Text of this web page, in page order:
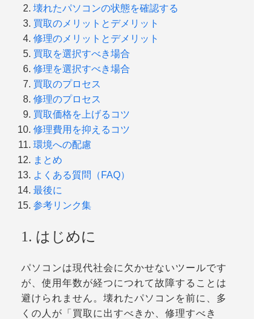
壊れたパソコンの状態を確認する
買取のメリットとデメリット
修理のメリットとデメリット
買取を選択すべき場合
修理を選択すべき場合
買取のプロセス
修理のプロセス
買取価格を上げるコツ
修理費用を抑えるコツ
環境への配慮
まとめ
よくある質問（FAQ）
最後に
参考リンク集
1. はじめに
パソコンは現代社会に欠かせないツールです
が、使用年数が経つにつれて故障することは
避けられません。壊れたパソコンを前に、多
くの人が「買取に出すべきか、修理すべき